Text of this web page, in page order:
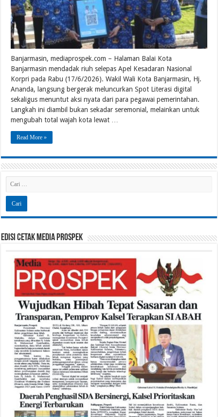
Banjarmasin, mediaprospek.com – Halaman Balai Kota
Banjarmasin mendadak riuh selepas Apel Kesadaran Nasional
Korpri pada Rabu (17/6/2026). Wakil Wali Kota Banjarmasin, Hj.
Ananda, langsung bergerak meluncurkan Spot Literasi digital
sekaligus menuntut aksi nyata dari para pegawai pemerintahan.
Langkah ini diambil bukan sekadar seremonial, melainkan untuk
mengubah total wajah kota lewat …
Read More »
Edisi Cetak Media Prospek